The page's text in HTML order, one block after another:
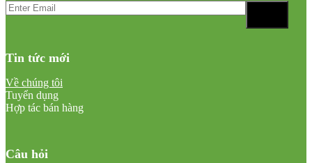
Tin tức mới
Về chúng tôi
Tuyển dụng
Hợp tác bán hàng
Câu hỏi